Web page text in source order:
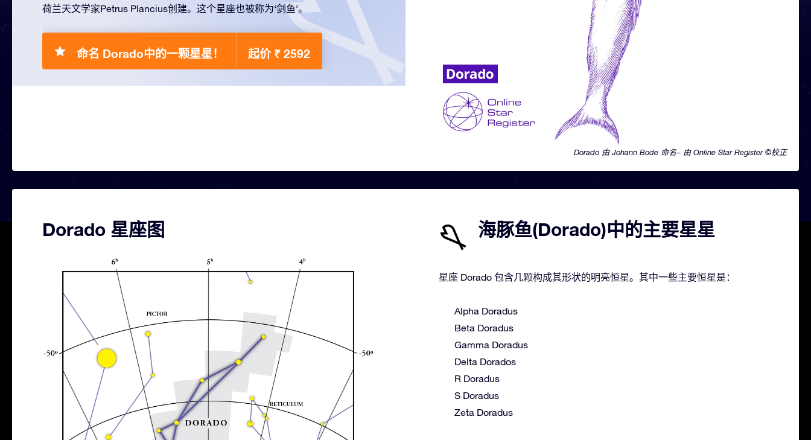
Dorado 由 Johann Bode 命名– 由 Online Star Register ©校正
荷兰天文学家Petrus Plancius创建。这个星座也被称为‘剑鱼’。
命名 Dorado中的一颗星星！ 起价 ₹ 2592
Dorado 星座图 海豚鱼(Dorado)中的主要星星
星座 Dorado 包含几颗构成其形状的明亮恒星。其中一些主要恒星是：
Alpha Doradus
Beta Doradus
Gamma Doradus
Delta Dorados
R Doradus
S Doradus
Zeta Doradus